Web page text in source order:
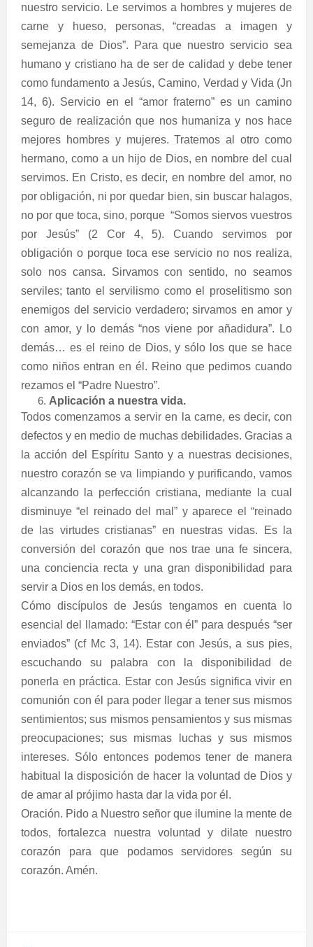
nuestro servicio. Le servimos a hombres y mujeres de
carne y hueso, personas, “creadas a imagen y
semejanza de Dios”. Para que nuestro servicio sea
humano y cristiano ha de ser de calidad y debe tener
como fundamento a Jesús, Camino, Verdad y Vida (Jn
14, 6). Servicio en el “amor fraterno” es un camino
seguro de realización que nos humaniza y nos hace
mejores hombres y mujeres. Tratemos al otro como
hermano, como a un hijo de Dios, en nombre del cual
servimos. En Cristo, es decir, en nombre del amor, no
por obligación, ni por quedar bien, sin buscar halagos,
no por que toca, sino, porque “Somos siervos vuestros
por Jesús” (2 Cor 4, 5). Cuando servimos por
obligación o porque toca ese servicio no nos realiza,
solo nos cansa. Sirvamos con sentido, no seamos
serviles; tanto el servilismo como el proselitismo son
enemigos del servicio verdadero; sirvamos en amor y
con amor, y lo demás “nos viene por añadidura”. Lo
demás… es el reino de Dios, y sólo los que se hace
como niños entran en él. Reino que pedimos cuando
rezamos el “Padre Nuestro”.
Aplicación a nuestra vida.
Todos comenzamos a servir en la carne, es decir, con
defectos y en medio de muchas debilidades. Gracias a
la acción del Espíritu Santo y a nuestras decisiones,
nuestro corazón se va limpiando y purificando, vamos
alcanzando la perfección cristiana, mediante la cual
disminuye “el reinado del mal” y aparece el “reinado
de las virtudes cristianas” en nuestras vidas. Es la
conversión del corazón que nos trae una fe sincera,
una conciencia recta y una gran disponibilidad para
servir a Dios en los demás, en todos.
Cómo discípulos de Jesús tengamos en cuenta lo
esencial del llamado: “Estar con él” para después “ser
enviados” (cf Mc 3, 14). Estar con Jesús, a sus pies,
escuchando su palabra con la disponibilidad de
ponerla en práctica. Estar con Jesús significa vivir en
comunión con él para poder llegar a tener sus mismos
sentimientos; sus mismos pensamientos y sus mismas
preocupaciones; sus mismas luchas y sus mismos
intereses. Sólo entonces podemos tener de manera
habitual la disposición de hacer la voluntad de Dios y
de amar al prójimo hasta dar la vida por él.
Oración. Pido a Nuestro señor que ilumine la mente de
todos, fortalezca nuestra voluntad y dilate nuestro
corazón para que podamos servidores según su
corazón. Amén.